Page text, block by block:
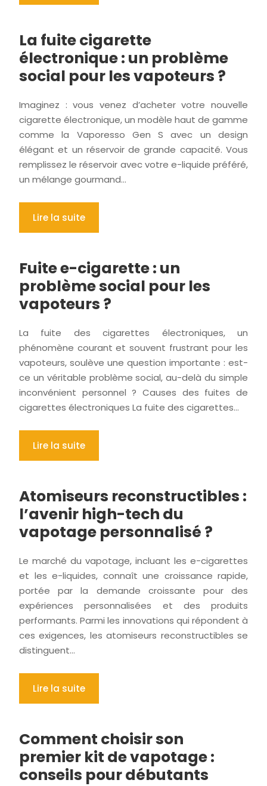
La fuite cigarette
électronique : un problème
social pour les vapoteurs ?
Imaginez : vous venez d’acheter votre nouvelle
cigarette électronique, un modèle haut de gamme
comme la Vaporesso Gen S avec un design
élégant et un réservoir de grande capacité. Vous
remplissez le réservoir avec votre e-liquide préféré,
un mélange gourmand…
Lire la suite
Fuite e-cigarette : un
problème social pour les
vapoteurs ?
La fuite des cigarettes électroniques, un
phénomène courant et souvent frustrant pour les
vapoteurs, soulève une question importante : est-
ce un véritable problème social, au-delà du simple
inconvénient personnel ? Causes des fuites de
cigarettes électroniques La fuite des cigarettes…
Lire la suite
Atomiseurs reconstructibles :
l’avenir high-tech du
vapotage personnalisé ?
Le marché du vapotage, incluant les e-cigarettes
et les e-liquides, connaît une croissance rapide,
portée par la demande croissante pour des
expériences personnalisées et des produits
performants. Parmi les innovations qui répondent à
ces exigences, les atomiseurs reconstructibles se
distinguent…
Lire la suite
Comment choisir son
premier kit de vapotage :
conseils pour débutants